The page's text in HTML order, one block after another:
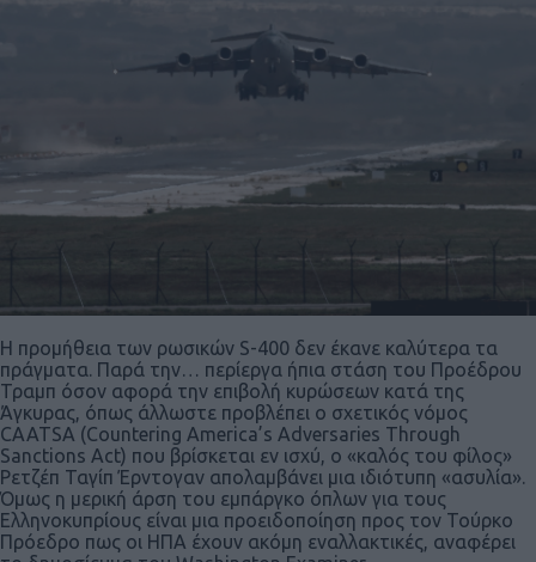
Η προμήθεια των ρωσικών S-400 δεν έκανε καλύτερα τα
πράγματα. Παρά την… περίεργα ήπια στάση του Προέδρου
Τραμπ όσον αφορά την επιβολή κυρώσεων κατά της
Άγκυρας, όπως άλλωστε προβλέπει ο σχετικός νόμος
CAATSA (Countering America’s Adversaries Through
Sanctions Act) που βρίσκεται εν ισχύ, ο «καλός του φίλος»
Ρετζέπ Ταγίπ Έρντογαν απολαμβάνει μια ιδιότυπη «ασυλία».
Όμως η μερική άρση του εμπάργκο όπλων για τους
Ελληνοκυπρίους είναι μια προειδοποίηση προς τον Τούρκο
Πρόεδρο πως οι ΗΠΑ έχουν ακόμη εναλλακτικές, αναφέρει